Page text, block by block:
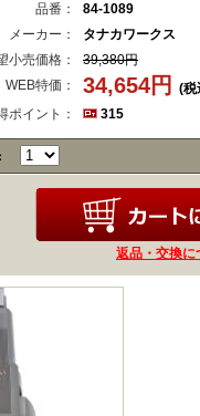
品番：
84-1089
メーカー：
タナカワークス
小売価格：
39,380円
WEB特価：
34,654円
(税
ポイント：
315
返品・交換に